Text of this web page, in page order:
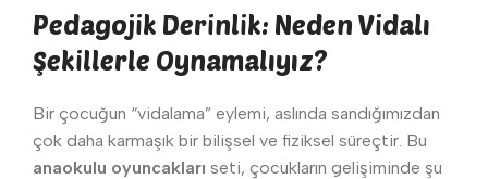
Pedagojik Derinlik: Neden Vidalı
Şekillerle Oynamalıyız?
Bir çocuğun “vidalama” eylemi, aslında sandığımızdan
çok daha karmaşık bir bilişsel ve fiziksel süreçtir. Bu
anaokulu oyuncakları seti, çocukların gelişiminde şu